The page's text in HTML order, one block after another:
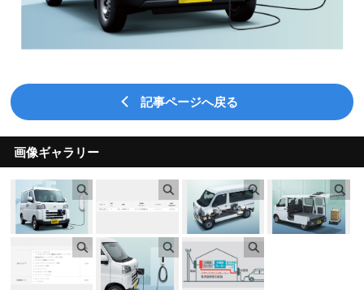
記事ページへ戻る
画像ギャラリー